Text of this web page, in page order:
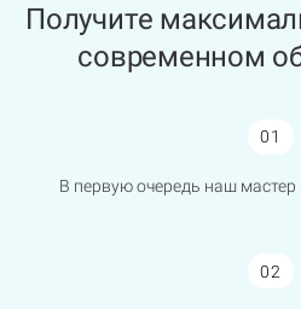
Получите
современном
01
В первую очередь наш
02